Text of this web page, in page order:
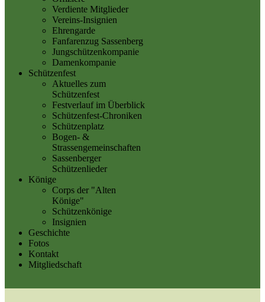
Verdiente Mitglieder
Vereins-Insignien
Ehrengarde
Fanfarenzug Sassenberg
Jungschützenkompanie
Damenkompanie
Schützenfest
Aktuelles zum
Schützenfest
Festverlauf im Überblick
Schützenfest-Chroniken
Schützenplatz
Bogen- &
Strassengemeinschaften
Sassenberger
Schützenlieder
Könige
Corps der "Alten
Könige"
Schützenkönige
Insignien
Geschichte
Fotos
Kontakt
Mitgliedschaft